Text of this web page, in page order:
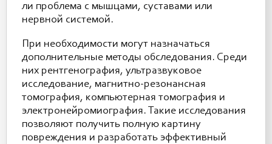
ли проблема с мышцами, суставами или
нервной системой.
При необходимости могут назначаться
дополнительные методы обследования. Среди
них рентгенография, ультразвуковое
исследование, магнитно-резонансная
томография, компьютерная томография и
электронейромиография. Такие исследования
позволяют получить полную картину
повреждения и разработать эффективный